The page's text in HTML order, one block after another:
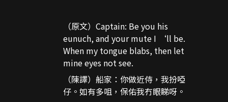
（原文）Captain: Be you his
eunuch, and your mute I ‘ll be.
When my tongue blabs, then let
mine eyes not see.
（陳譯）船家：你做近侍，我扮啞
仔。如有多咀，保佑我冇眼睇呀。